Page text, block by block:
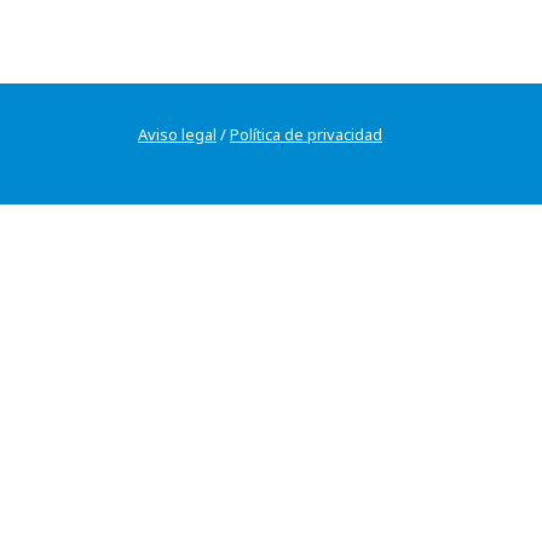
Aviso legal /Política de privacidad